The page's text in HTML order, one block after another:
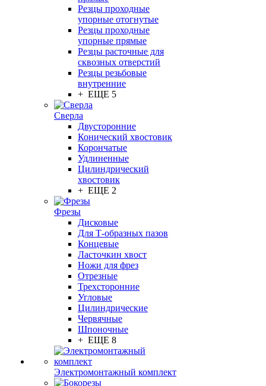
Резцы проходные
упорные отогнутые
Резцы проходные
упорные прямые
Резцы расточные для
сквозных отверстий
Резцы резьбовые
внутренние
+ ЕЩЕ 5
Сверла
Двусторонние
Конический хвостовик
Корончатые
Удлиненные
Цилиндрический
хвостовик
+ ЕЩЕ 2
Фрезы
Дисковые
Для Т-образных пазов
Концевые
Ласточкин хвост
Ножи для фрез
Отрезные
Трехсторонние
Угловые
Цилиндрические
Червячные
Шпоночные
+ ЕЩЕ 8
Электромонтажный комплект